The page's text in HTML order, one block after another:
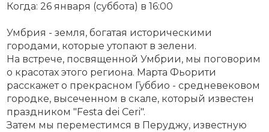
Когда: 26 января (суббота) в 16:00
Умбрия - земля, богатая историческими
городами, которые утопают в зелени.
На встрече, посвященной Умбрии, мы поговорим
о красотах этого региона. Марта Фьорити
расскажет о прекрасном Губбио - средневековом
городке, высеченном в скале, который известен
праздником "Festa dei Ceri".
Затем мы переместимся в Перуджу, известную